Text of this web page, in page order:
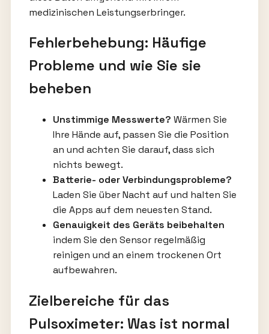
medizinischen Leistungserbringer.
Fehlerbehebung: Häufige
Probleme und wie Sie sie
beheben
Unstimmige Messwerte? Wärmen Sie
Ihre Hände auf, passen Sie die Position
an und achten Sie darauf, dass sich
nichts bewegt.
Batterie- oder Verbindungsprobleme?
Laden Sie über Nacht auf und halten Sie
die Apps auf dem neuesten Stand.
Genauigkeit des Geräts beibehalten
indem Sie den Sensor regelmäßig
reinigen und an einem trockenen Ort
aufbewahren.
Zielbereiche für das
Pulsoximeter: Was ist normal